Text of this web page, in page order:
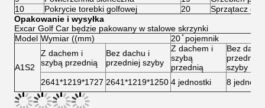
10
Pokrycie torebki golfowej 20
Sprzątacz do
Opakowanie i wysyłka
Excar Golf Car będzie pakowany w stalowe skrzynki
Model Wymiar ((mm) 20 ̊ pojemnik
A1S2
Z dachem i
szybą przednią
Bez dachu i
przedniej szyby
Z dachem i
szybą
przednią
Bez
przedniej
szyby
2641*1219*1727 2641*1219*1250 4 jednostki 8